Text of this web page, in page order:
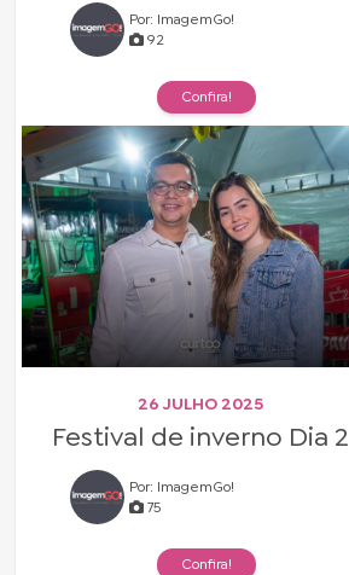
Por: ImagemGo!
92
Confira!
26 JULHO 2025
Festival de inverno Dia 2
Por: ImagemGo!
75
Confira!